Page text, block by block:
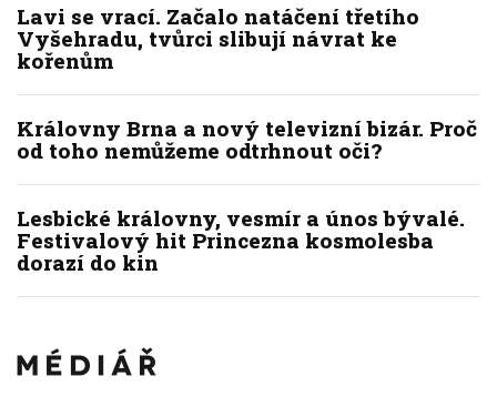
Lavi se vrací. Začalo natáčení třetího
Vyšehradu, tvůrci slibují návrat ke
kořenům
Královny Brna a nový televizní bizár. Proč
od toho nemůžeme odtrhnout oči?
Lesbické královny, vesmír a únos bývalé.
Festivalový hit Princezna kosmolesba
dorazí do kin